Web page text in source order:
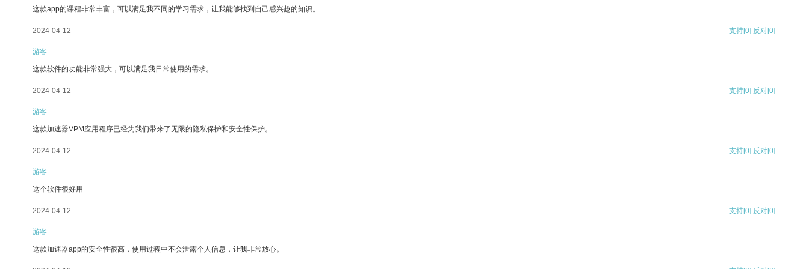
这款app的课程非常丰富，可以满足我不同的学习需求，让我能够找到自己感兴趣的知识。
2024-04-12 支持[0] 反对[0]
游客
这款软件的功能非常强大，可以满足我日常使用的需求。
2024-04-12 支持[0] 反对[0]
游客
这款加速器VPM应用程序已经为我们带来了无限的隐私保护和安全性保护。
2024-04-12 支持[0] 反对[0]
游客
这个软件很好用
2024-04-12 支持[0] 反对[0]
游客
这款加速器app的安全性很高，使用过程中不会泄露个人信息，让我非常放心。